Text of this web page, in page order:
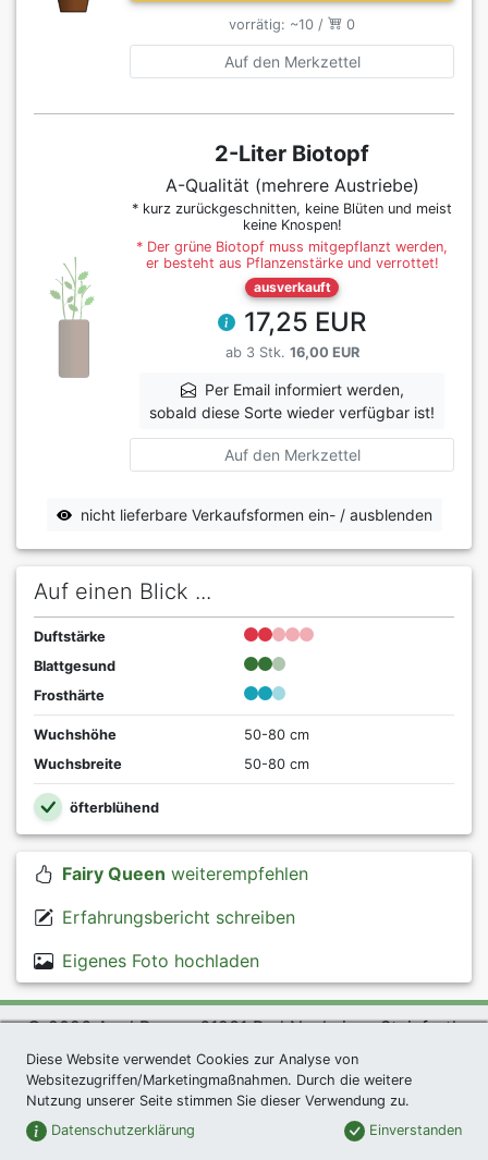
vorrätig: ~10 / 0
Auf den Merkzettel
2-Liter Biotopf
A-Qualität (mehrere Austriebe)
* kurz zurückgeschnitten, keine Blüten und meist
keine Knospen!
* Der grüne Biotopf muss mitgepflanzt werden,
er besteht aus Pflanzenstärke und verrottet!
ausverkauft
17,25 EUR
ab 3 Stk. 16,00 EUR
Per Email informiert werden,
sobald diese Sorte wieder verfügbar ist!
Auf den Merkzettel
nicht lieferbare Verkaufsformen ein- / ausblenden
Auf einen Blick ...
Duftstärke
Blattgesund
Frosthärte
Wuchshöhe
50-80 cm
Wuchsbreite
50-80 cm
öfterblühend
Fairy Queen weiterempfehlen
Erfahrungsbericht schreiben
Eigenes Foto hochladen
© 2026 Agel Rosen, 61231 Bad Nauheim - Steinfurth
exklusives Präsent *|Agel Rosen Wiki
Datenschutzerklärung|Impressum|Links|Sitemap
Newsletter
Diese Website verwendet Cookies zur Analyse von
Websitezugriffen/Marketingmaßnahmen. Durch die weitere
Nutzung unserer Seite stimmen Sie dieser Verwendung zu.
Datenschutzerklärung
Einverstanden